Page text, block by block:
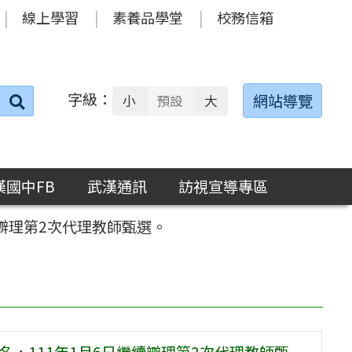
線上學習 素養品學堂 校務信箱
搜
字級： 小 預設 大 網站導覽
國中FB 武漢通訊
訪視宣導專區
第2次代理教師甄選。